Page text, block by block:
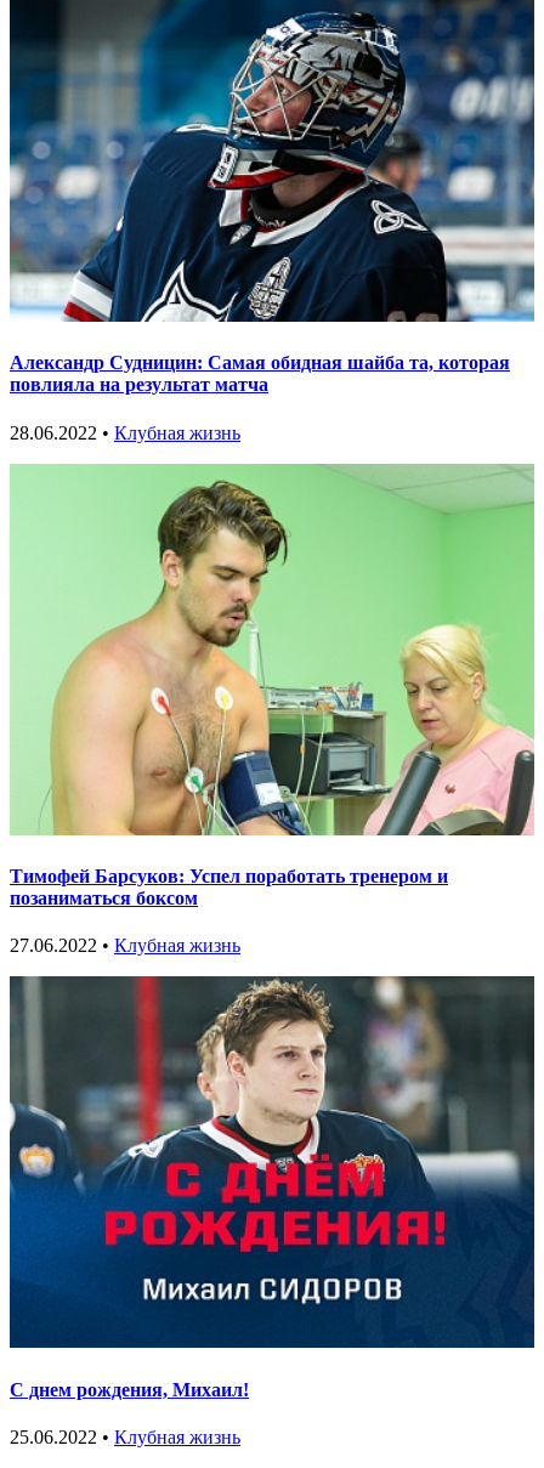
Александр Судницин: Самая обидная шайба та, которая
повлияла на результат матча
28.06.2022 • Клубная жизнь
Тимофей Барсуков: Успел поработать тренером и
позаниматься боксом
27.06.2022 • Клубная жизнь
С днем рождения, Михаил!
25.06.2022 • Клубная жизнь